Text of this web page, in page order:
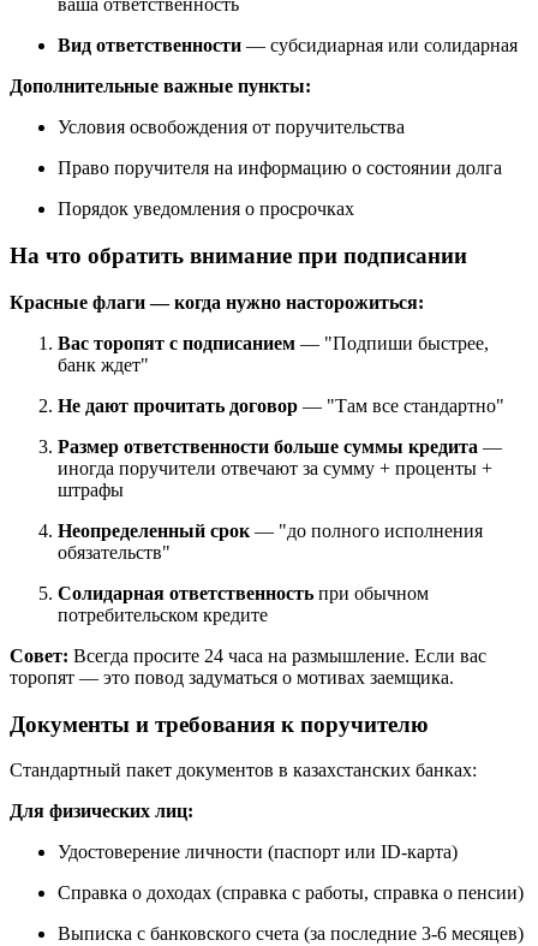
ваша ответственность
Вид ответственности — субсидиарная или солидарная
Дополнительные важные пункты:
Условия освобождения от поручительства
Право поручителя на информацию о состоянии долга
Порядок уведомления о просрочках
На что обратить внимание при подписании
Красные флаги — когда нужно насторожиться:
Вас торопят с подписанием — "Подпиши быстрее,
банк ждет"
Не дают прочитать договор — "Там все стандартно"
Размер ответственности больше суммы кредита —
иногда поручители отвечают за сумму + проценты +
штрафы
Неопределенный срок — "до полного исполнения
обязательств"
Солидарная ответственность при обычном
потребительском кредите
Совет: Всегда просите 24 часа на размышление. Если вас
торопят — это повод задуматься о мотивах заемщика.
Документы и требования к поручителю
Стандартный пакет документов в казахстанских банках:
Для физических лиц:
Удостоверение личности (паспорт или ID-карта)
Справка о доходах (справка с работы, справка о пенсии)
Выписка с банковского счета (за последние 3-6 месяцев)